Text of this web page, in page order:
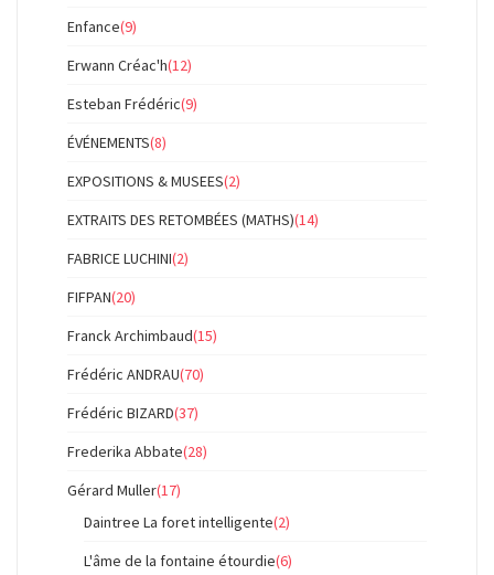
Enfance(9)
Erwann Créac'h(12)
Esteban Frédéric(9)
ÉVÉNEMENTS(8)
EXPOSITIONS & MUSEES(2)
EXTRAITS DES RETOMBÉES (MATHS)(14)
FABRICE LUCHINI(2)
FIFPAN(20)
Franck Archimbaud(15)
Frédéric ANDRAU(70)
Frédéric BIZARD(37)
Frederika Abbate(28)
Gérard Muller(17)
Daintree La foret intelligente(2)
L'âme de la fontaine étourdie(6)